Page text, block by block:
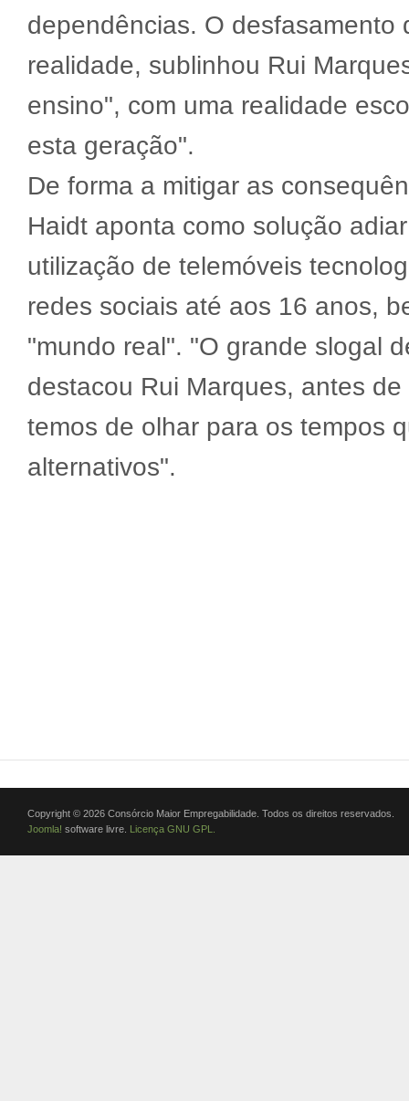
dependências. O
realidade, sublinhou Rui
ensino", com uma realidade
esta geração".
De forma a mitigar as
Haidt aponta como solução
utilização de telemóveis
redes sociais até aos 16 anos,
"mundo real". "O grande slogal
destacou Rui Marques, antes
temos de olhar para os tempos
alternativos".
Copyright © 2026 Consórcio Maior Empregabilidade. Todos os direitos reservados.
Joomla! software livre. Licença GNU GPL.